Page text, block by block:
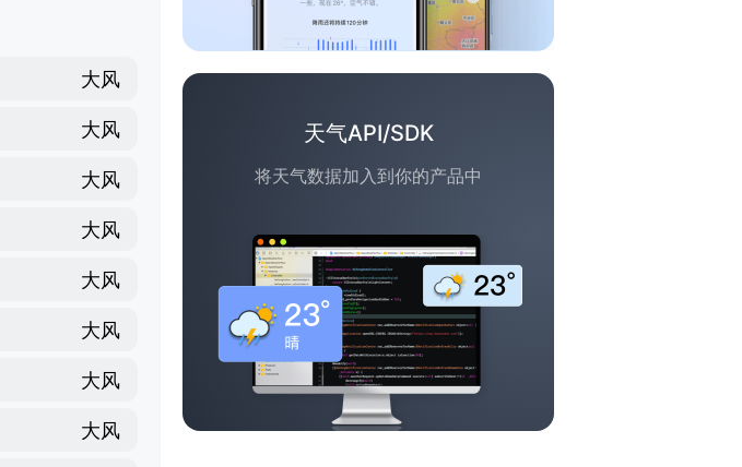
大风
大风
大风
大风
大风
大风
大风
大风
天气API/SDK
将天气数据加入到你的产品中